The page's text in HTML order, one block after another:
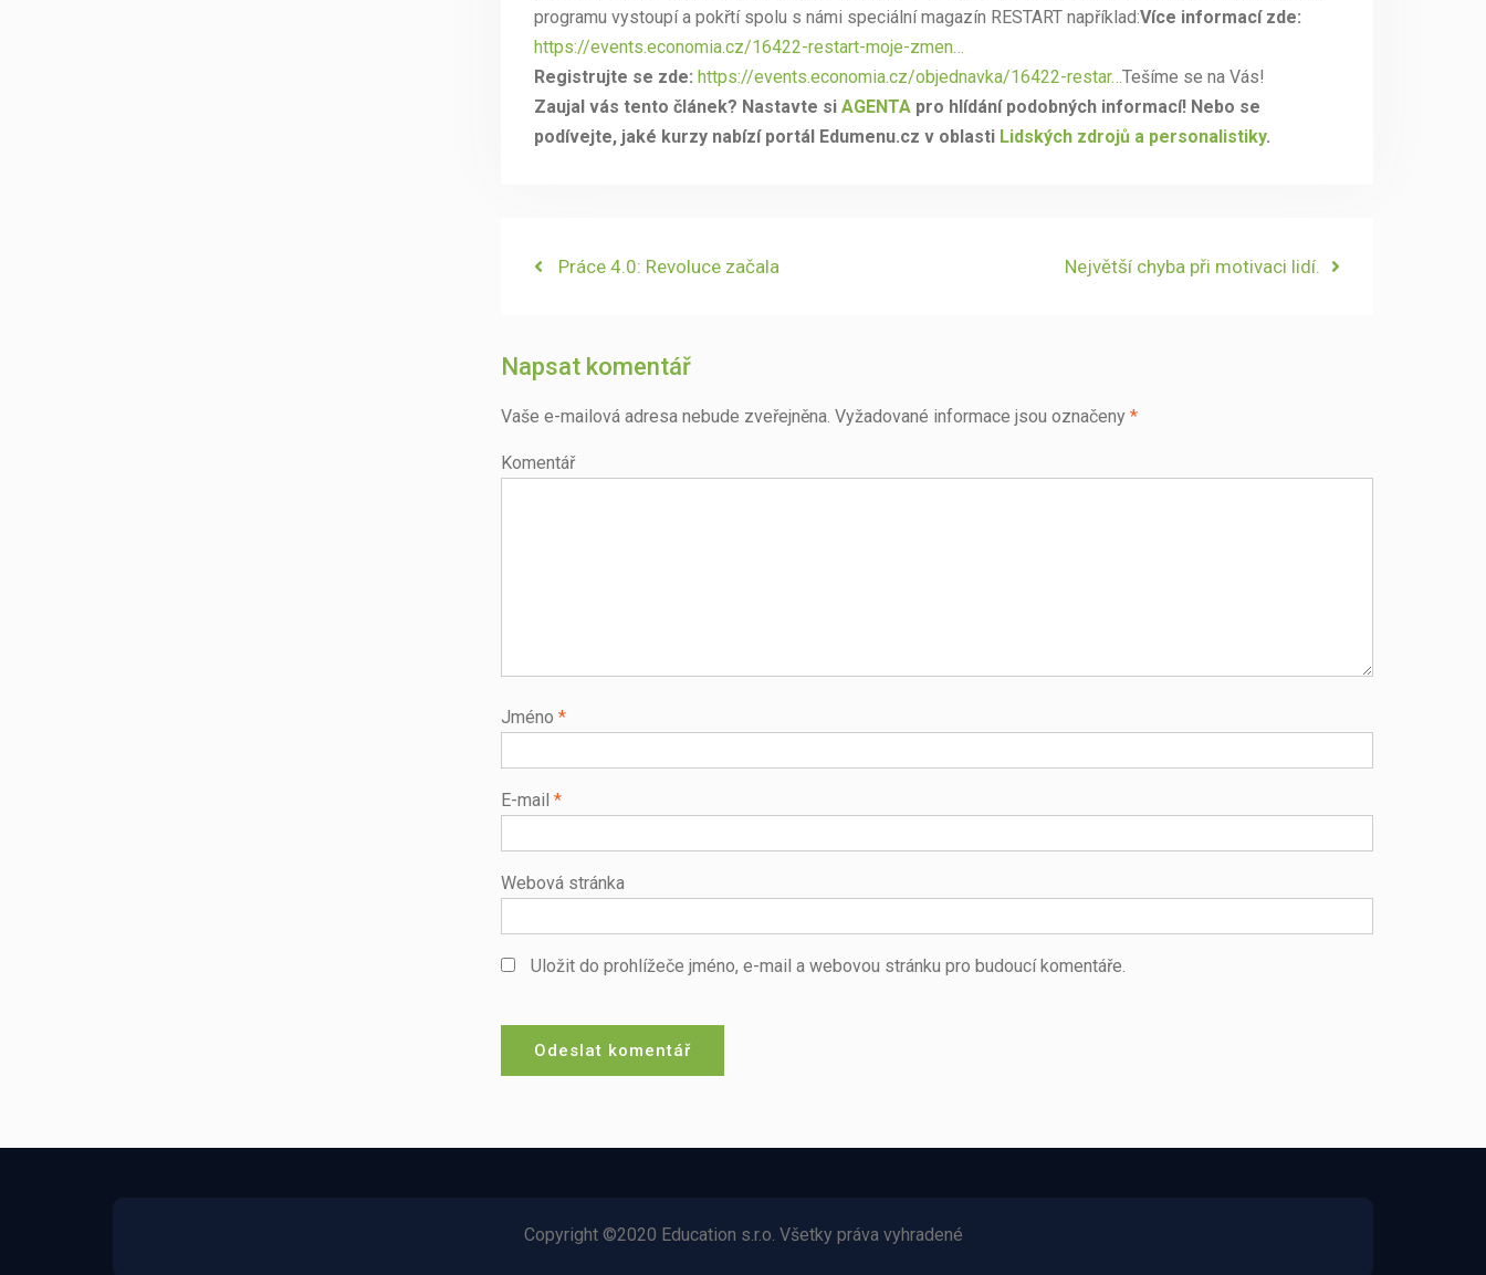
programu vystoupí a pokřtí spolu s námi speciální magazín RESTART například:Více informací zde:
https://events.economia.cz/16422-restart-moje-zmen…
Registrujte se zde: https://events.economia.cz/objednavka/16422-restar…Tešíme se na Vás!
Zaujal vás tento článek? Nastavte si AGENTA pro hlídání podobných informací! Nebo se
podívejte, jaké kurzy nabízí portál Edumenu.cz v oblasti Lidských zdrojů a personalistiky.
Navigace
příspěvek
Previous
Práce 4.0: Revoluce začala
Next
Největší chyba při motivaci lidí.
Napsat komentář
Vaše e-mailová adresa nebude zveřejněna. Vyžadované informace jsou označeny *
Komentář
Jméno *
E-mail *
Webová stránka
Uložit do prohlížeče jméno, e-mail a webovou stránku pro budoucí komentáře.
Copyright ©2020 Education s.r.o. Všetky práva vyhradené